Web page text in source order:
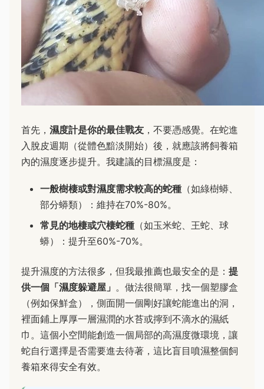
首先， 濕度計是你的最佳戰友 ，不要憑感覺。在蛇進
入脫皮週期（從體色黯淡開始）後，就應該將飼養箱
內的濕度逐步提升。我建議的目標濕度是：
一般樹棲或對濕度需求較高的蛇種 （如綠樹蟒、
部分蟒類）：維持在70%-80%。
常見的地棲或穴棲蛇種 （如玉米蛇、王蛇、球
蟒）：提升至60%-70%。
提升濕度的方法很多，但我最推薦也最安全的是： 提
供一個「濕度躲避屋」 。做法很簡單，找一個塑膠盒
（例如保鮮盒），側面開一個剛好讓蛇能進出的洞，
裡面鋪上厚厚一層濕潤的水苔或擰到不滴水的濕紙
巾。這個小空間能創造一個局部的高濕度微環境，讓
蛇自行選擇是否需要進去待著，這比盲目噴濕整個飼
養箱來得安全有效。